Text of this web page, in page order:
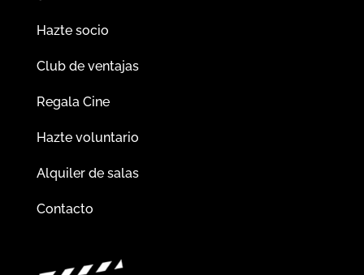
Hazte socio
Club de ventajas
Regala Cine
Hazte voluntario
Alquiler de salas
Contacto